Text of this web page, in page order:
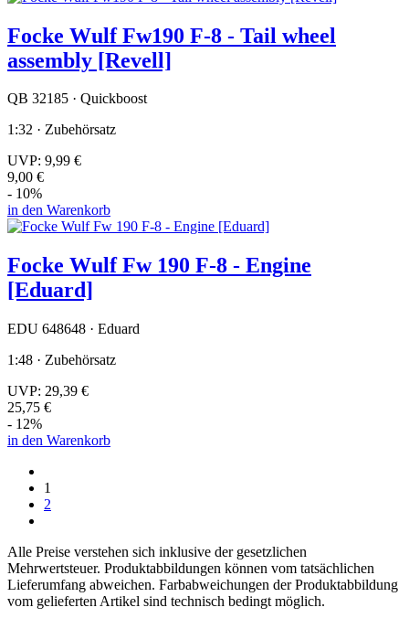
Focke Wulf Fw190 F-8 - Tail wheel
assembly [Revell]
QB 32185 · Quickboost
1:32 · Zubehörsatz
UVP: 9,99 €
9,00 €
- 10%
in den Warenkorb
Focke Wulf Fw 190 F-8 - Engine
[Eduard]
EDU 648648 · Eduard
1:48 · Zubehörsatz
UVP: 29,39 €
25,75 €
- 12%
in den Warenkorb
1
2
Alle Preise verstehen sich inklusive der gesetzlichen
Mehrwertsteuer. Produktabbildungen können vom tatsächlichen
Lieferumfang abweichen. Farbabweichungen der Produktabbildung
vom gelieferten Artikel sind technisch bedingt möglich.